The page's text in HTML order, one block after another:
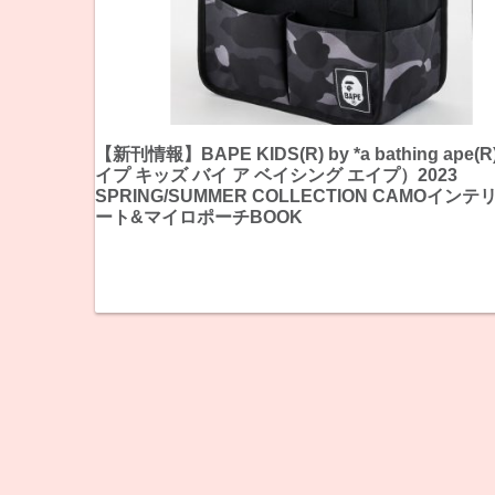
【新刊情報】BAPE KIDS(R) by *a bathing
イプ キッズ バイ ア ベイシング エイプ）2023
SPRING/SUMMER COLLECTION CAMOインテ
ート&マイロポーチBOOK